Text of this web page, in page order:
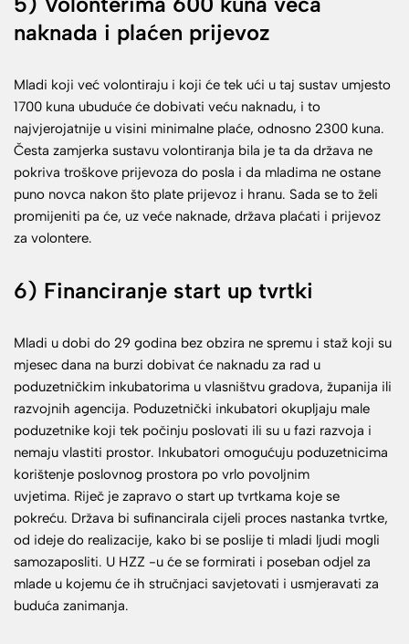
naknada i plaćen prijevoz
Mladi koji već volontiraju i koji će tek ući u taj sustav umjesto
1700 kuna ubuduće će dobivati veću naknadu, i to
najvjerojatnije u visini minimalne plaće, odnosno 2300 kuna.
Česta zamjerka sustavu volontiranja bila je ta da država ne
pokriva troškove prijevoza do posla i da mladima ne ostane
puno novca nakon što plate prijevoz i hranu. Sada se to želi
promijeniti pa će, uz veće naknade, država plaćati i prijevoz
za volontere.
6) Financiranje start up tvrtki
Mladi u dobi do 29 godina bez obzira ne spremu i staž koji su
mjesec dana na burzi dobivat će naknadu za rad u
poduzetničkim inkubatorima u vlasništvu gradova, županija ili
razvojnih agencija. Poduzetnički inkubatori okupljaju male
poduzetnike koji tek počinju poslovati ili su u fazi razvoja i
nemaju vlastiti prostor. Inkubatori omogućuju poduzetnicima
korištenje poslovnog prostora po vrlo povoljnim
uvjetima. Riječ je zapravo o start up tvrtkama koje se
pokreću. Država bi sufinancirala cijeli proces nastanka tvrtke,
od ideje do realizacije, kako bi se poslije ti mladi ljudi mogli
samozaposliti. U HZZ -u će se formirati i poseban odjel za
mlade u kojemu će ih stručnjaci savjetovati i usmjeravati za
buduća zanimanja.